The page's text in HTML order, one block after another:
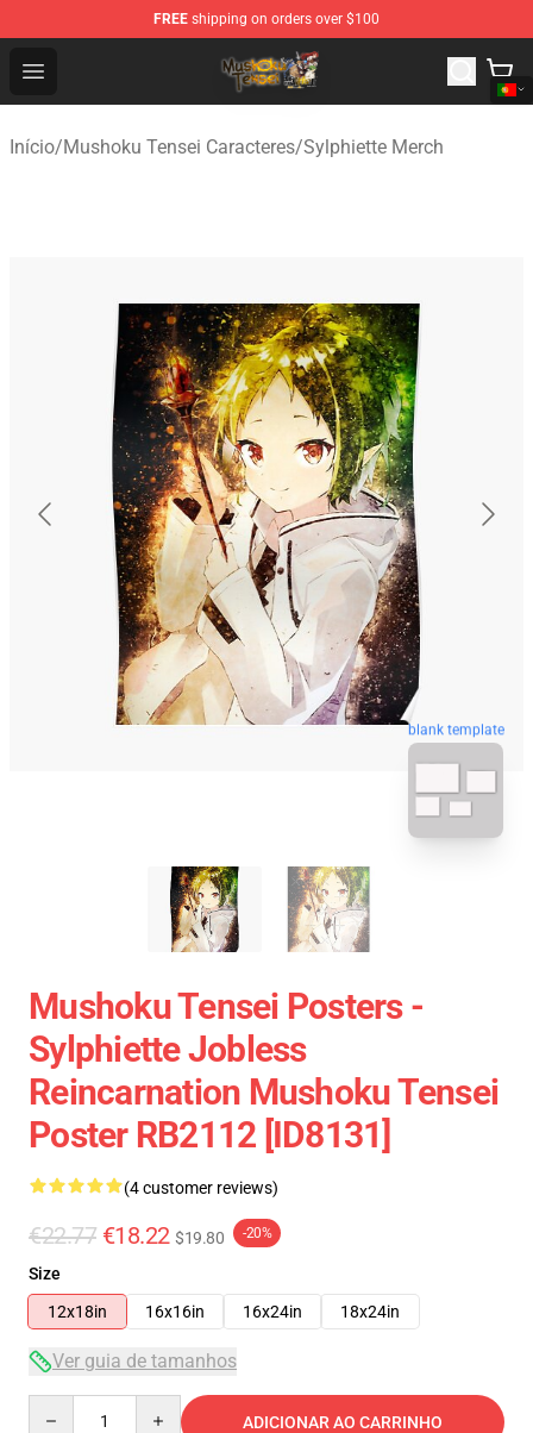
FREE shipping on orders over $100
Open menu
Mushoku Tensei Store - Official Mushoku Tensei
Início/Mushoku Tensei Caracteres/Sylphiette Merch
blank template
Mushoku Tensei Posters -
Sylphiette Jobless
Reincarnation Mushoku Tensei
Poster RB2112 [ID8131]
(4 customer reviews)
€22.77 €18.22 $19.80 -20%
Size
12x18in
16x16in 16x24in 18x24in
Ver guia de tamanhos
ADICIONAR AO CARRINHO